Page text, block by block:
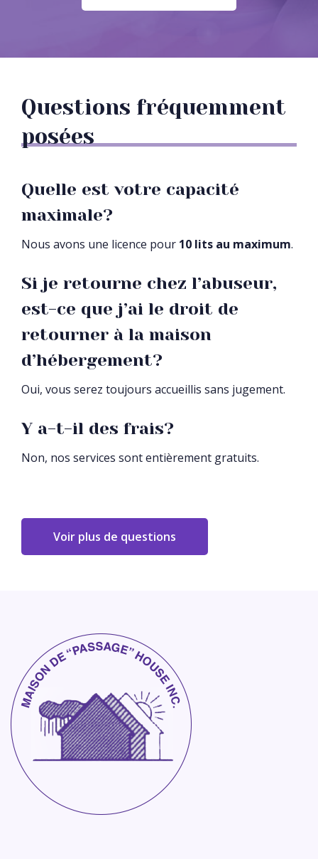
Questions fréquemment
posées
Quelle est votre capacité
maximale?
Nous avons une licence pour 10 lits au maximum.
Si je retourne chez l’abuseur,
est-ce que j’ai le droit de
retourner à la maison
d’hébergement?
Oui, vous serez toujours accueillis sans jugement.
Y a-t-il des frais?
Non, nos services sont entièrement gratuits.
Voir plus de questions